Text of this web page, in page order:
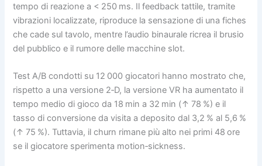
tempo di reazione a < 250 ms. Il feedback tattile, tramite
vibrazioni localizzate, riproduce la sensazione di una fiches
che cade sul tavolo, mentre l’audio binaurale ricrea il brusio
del pubblico e il rumore delle macchine slot.
Test A/B condotti su 12 000 giocatori hanno mostrato che,
rispetto a una versione 2‑D, la versione VR ha aumentato il
tempo medio di gioco da 18 min a 32 min (↑ 78 %) e il
tasso di conversione da visita a deposito dal 3,2 % al 5,6 %
(↑ 75 %). Tuttavia, il churn rimane più alto nei primi 48 ore
se il giocatore sperimenta motion‑sickness.